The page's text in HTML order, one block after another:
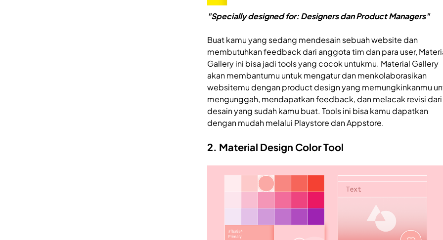
"Specially designed for: Designers dan Product Managers"
Buat kamu yang sedang mendesain sebuah website dan
membutuhkan feedback dari anggota tim dan para user,
Gallery ini bisa jadi tools yang cocok untukmu. Material Gallery
akan membantumu untuk mengatur dan menkolaborasikan
websitemu dengan product design yang memungkinkanmu
mengunggah, mendapatkan feedback, dan melacak revisi dari
desain yang sudah kamu buat. Tools ini bisa kamu dapatkan
dengan mudah melalui Playstore dan Appstore.
2. Material Design Color Tool